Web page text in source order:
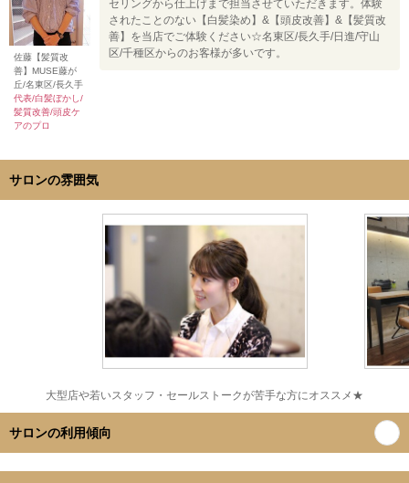
佐藤【髪質改
善】MUSE藤が
丘/名東区/長久手
代表/白髪ぼかし/
髪質改善/頭皮ケ
アのプロ
セリングから仕上げまで担当させていただきます。体験
されたことのない【白髪染め】&【頭皮改善】&【髪質改
善】を当店でご体験ください☆名東区/長久手/日進/守山
区/千種区からのお客様が多いです。
サロンの雰囲気
大型店や若いスタッフ・セールストークが苦手な方にオススメ★
サロンの利用傾向